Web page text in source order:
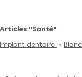
Articles "Santé"
Implant dentaire